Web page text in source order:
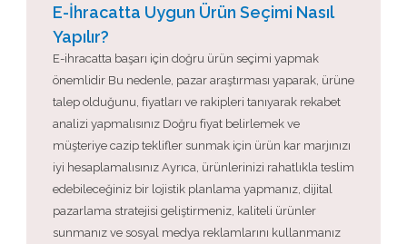
E-İhracatta Uygun Ürün Seçimi Nasıl
Yapılır?
E-ihracatta başarı için doğru ürün seçimi yapmak
önemlidir Bu nedenle, pazar araştırması yaparak, ürüne
talep olduğunu, fiyatları ve rakipleri tanıyarak rekabet
analizi yapmalısınız Doğru fiyat belirlemek ve
müşteriye cazip teklifler sunmak için ürün kar marjınızı
iyi hesaplamalısınız Ayrıca, ürünlerinizi rahatlıkla teslim
edebileceğiniz bir lojistik planlama yapmanız, dijital
pazarlama stratejisi geliştirmeniz, kaliteli ürünler
sunmanız ve sosyal medya reklamlarını kullanmanız